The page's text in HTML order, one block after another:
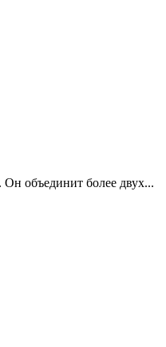
объединит более двух...